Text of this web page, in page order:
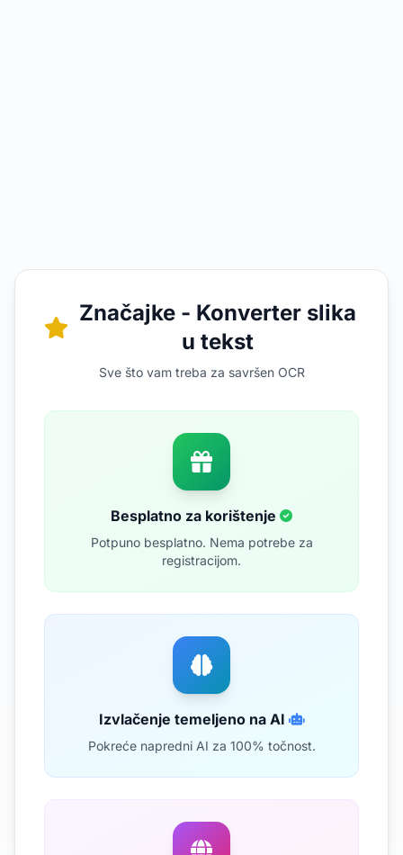
Značajke - Konverter slika
u tekst
Sve što vam treba za savršen OCR
Besplatno za korištenje
Potpuno besplatno. Nema potrebe za
registracijom.
Izvlačenje temeljeno na AI
Pokreće napredni AI za 100% točnost.